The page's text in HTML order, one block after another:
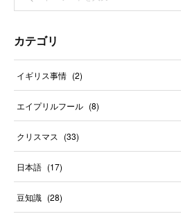
カテゴリ
イギリス事情 (2)
エイプリルフール (8)
クリスマス (33)
日本語 (17)
豆知識 (28)